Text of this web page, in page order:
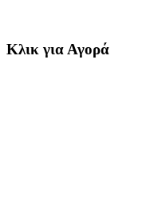
Κλικ για Αγορά